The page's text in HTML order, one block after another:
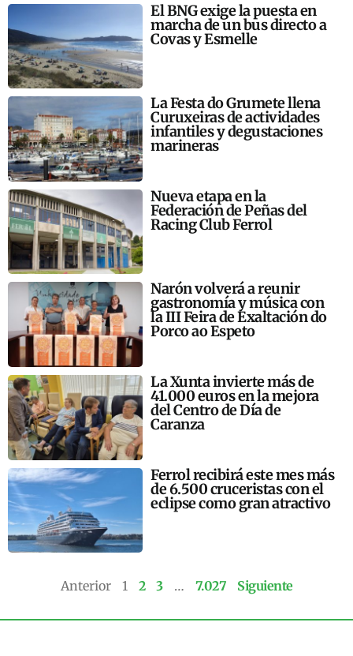
El BNG exige la puesta en
marcha de un bus directo a
Covas y Esmelle
La Festa do Grumete llena
Curuxeiras de actividades
infantiles y degustaciones
marineras
Nueva etapa en la
Federación de Peñas del
Racing Club Ferrol
Narón volverá a reunir
gastronomía y música con
la III Feira de Exaltación do
Porco ao Espeto
La Xunta invierte más de
41.000 euros en la mejora
del Centro de Día de
Caranza
Ferrol recibirá este mes más
de 6.500 cruceristas con el
eclipse como gran atractivo
Anterior 1 2 3 … 7.027 Siguiente